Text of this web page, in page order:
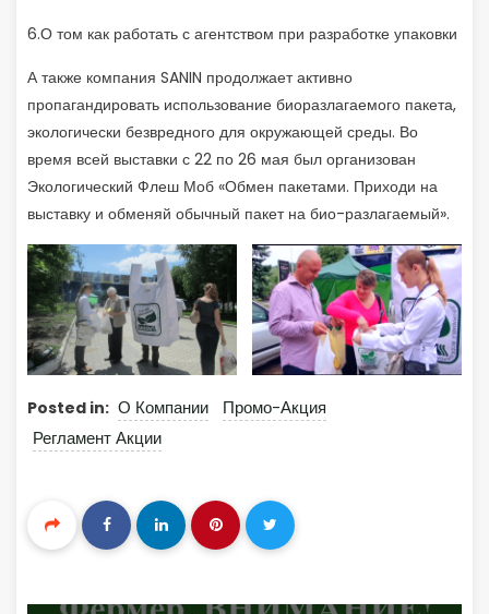
6.О том как работать с агентством при разработке упаковки
А также компания SANIN продолжает активно
пропагандировать использование биоразлагаемого пакета,
экологически безвредного для окружающей среды. Во
время всей выставки с 22 по 26 мая был организован
Экологический Флеш Моб «Обмен пакетами. Приходи на
выставку и обменяй обычный пакет на био-разлагаемый».
Posted in: О Компании
Промо-Акция
Регламент Акции